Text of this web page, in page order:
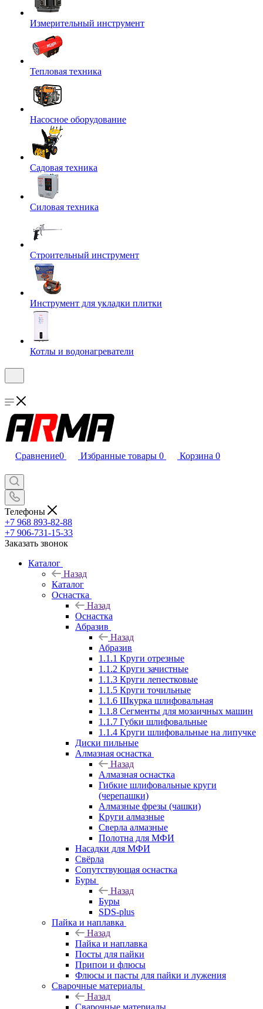
Измерительный инструмент
Тепловая техника
Насосное оборудование
Садовая техника
Силовая техника
Строительный инструмент
Инструмент для укладки плитки
Котлы и водонагреватели
Сравнение0 Избранные товары 0 Корзина 0
Телефоны
+7 968 893-82-88
+7 906-731-15-33
Заказать звонок
Каталог
Назад
Каталог
Оснастка
Назад
Оснастка
Абразив
Назад
Абразив
1.1.1 Круги отрезные
1.1.2 Круги зачистные
1.1.3 Круги лепестковые
1.1.5 Круги точильные
1.1.6 Шкурка шлифовальная
1.1.8 Сегменты для мозаичных машин
1.1.7 Губки шлифовальные
1.1.4 Круги шлифовальные на липучке
Диски пильные
Алмазная оснастка
Назад
Алмазная оснастка
Гибкие шлифовальные круги
(черепашки)
Алмазные фрезы (чашки)
Круги алмазные
Сверла алмазные
Полотна для МФИ
Насадки для МФИ
Свёрла
Сопутствующая оснастка
Буры
Назад
Буры
SDS-plus
Пайка и наплавка
Назад
Пайка и наплавка
Посты для пайки
Припои и флюсы
Флюсы и пасты для пайки и лужения
Сварочные материалы
Назад
Сварочные материалы